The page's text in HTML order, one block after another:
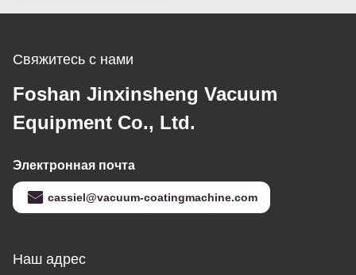
высококачественное
Свяжитесь с нами
Foshan Jinxinsheng Vacuum
Equipment Co., Ltd.
Электронная почта
cassiel@vacuum-coatingmachine.com
Наш адрес